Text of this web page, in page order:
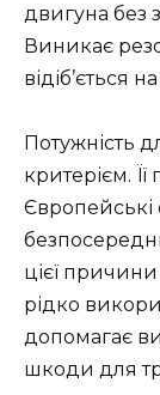
двигуна без
Виникає
відіб’ється
Потужність
критерієм.
Європейські
цієї
рідко
допомагає
шкоди для